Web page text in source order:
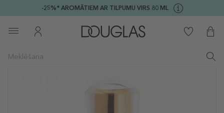
-25%* AROMĀTIEM AR TILPUMU VIRS 80 ML